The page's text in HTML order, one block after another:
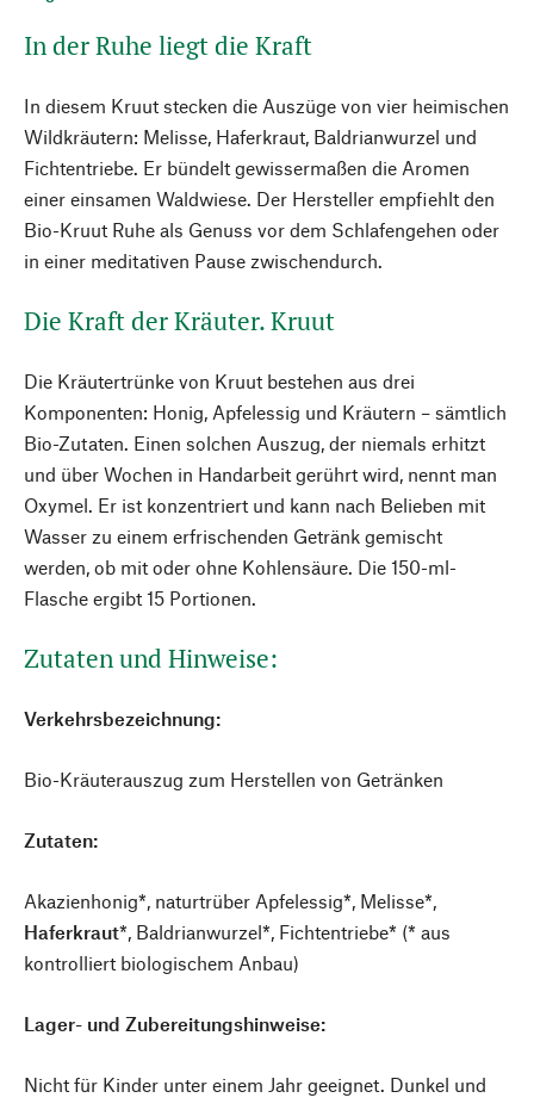
In der Ruhe liegt die Kraft
In diesem Kruut stecken die Auszüge von vier heimischen
Wildkräutern: Melisse, Haferkraut, Baldrianwurzel und
Fichtentriebe. Er bündelt gewissermaßen die Aromen
einer einsamen Waldwiese. Der Hersteller empfiehlt den
Bio-Kruut Ruhe als Genuss vor dem Schlafengehen oder
in einer meditativen Pause zwischendurch.
Die Kraft der Kräuter. Kruut
Die Kräutertrünke von Kruut bestehen aus drei
Komponenten: Honig, Apfelessig und Kräutern – sämtlich
Bio-Zutaten. Einen solchen Auszug, der niemals erhitzt
und über Wochen in Handarbeit gerührt wird, nennt man
Oxymel. Er ist konzentriert und kann nach Belieben mit
Wasser zu einem erfrischenden Getränk gemischt
werden, ob mit oder ohne Kohlensäure. Die 150-ml-
Flasche ergibt 15 Portionen.
Zutaten und Hinweise:
Verkehrsbezeichnung:
Bio-Kräuterauszug zum Herstellen von Getränken
Zutaten:
Akazienhonig*, naturtrüber Apfelessig*, Melisse*,
Haferkraut*, Baldrianwurzel*, Fichtentriebe* (* aus
kontrolliert biologischem Anbau)
Lager- und Zubereitungshinweise:
Nicht für Kinder unter einem Jahr geeignet. Dunkel und